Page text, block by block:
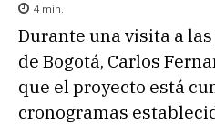
4 min.
Durante una visita a
de Bogotá, Carlos
que el proyecto está
cronogramas